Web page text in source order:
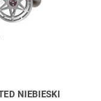
NIEBIESKI